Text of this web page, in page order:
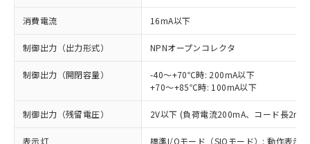
消費電流 16mA以下
制御出力（出力形式） NPNオープンコレクタ
制御出力（開閉容量）
-40～+70℃時: 200mA以下
+70～+85℃時: 100mA以下
制御出力（残留電圧） 2V以下 (負荷電流200mA、コード長2m
表示灯 標準I/Oモード（SIOモード）: 動作表示